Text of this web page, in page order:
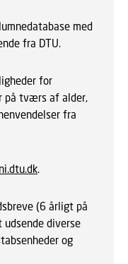
med
fra DTU.
for
på tværs af alder,
fra
.
(6 årligt på
udsende diverse
og